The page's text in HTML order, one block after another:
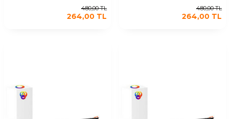
480,00TL
264,00 TL
480,00TL
264,00 TL